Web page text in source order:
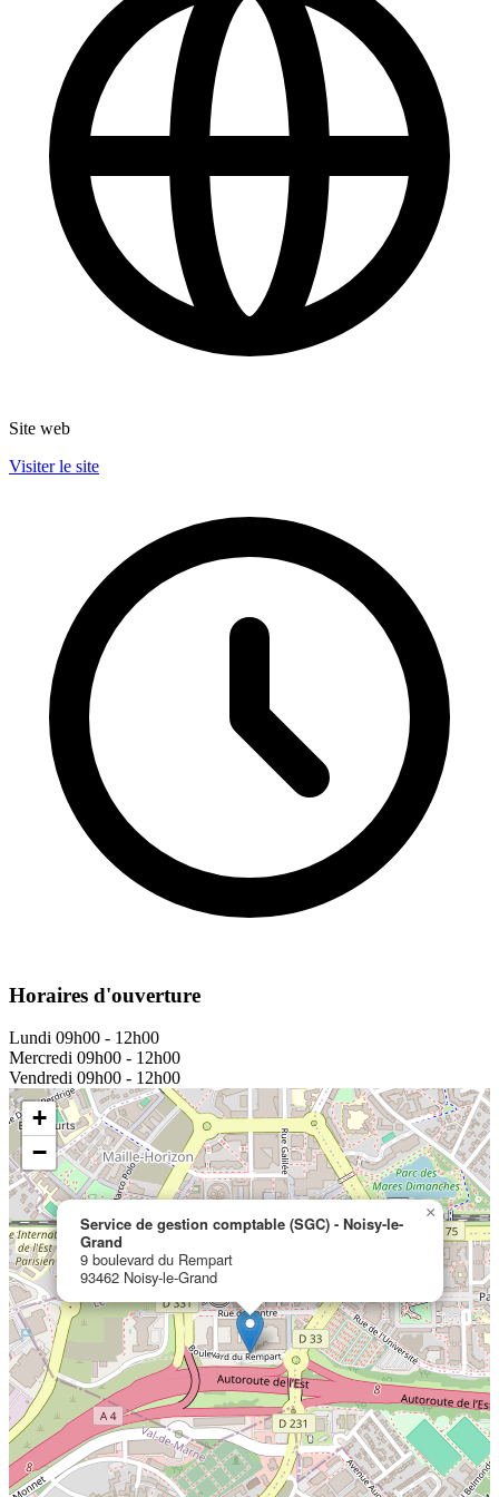
Site web
Visiter le site
Horaires d'ouverture
Lundi 09h00 - 12h00
Mercredi 09h00 - 12h00
Vendredi 09h00 - 12h00
Service de gestion comptable (SGC) - Noisy-le-
Grand
9 boulevard du Rempart
93462 Noisy-le-Grand
×
+
−